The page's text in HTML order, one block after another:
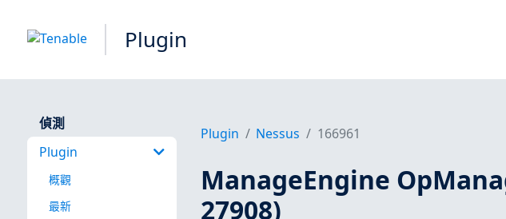
Plugin
偵測
Plugin
概觀
最新
Plugin Nessus 166961
ManageEngine
27908)